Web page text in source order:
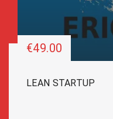
€49.00
LEAN STARTUP